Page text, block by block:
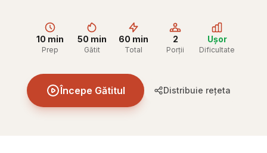
10 min
Prep
50 min
Gătit
60 min
Total
2
Porții
Ușor
Dificultate
Începe Gătitul Distribuie rețeta